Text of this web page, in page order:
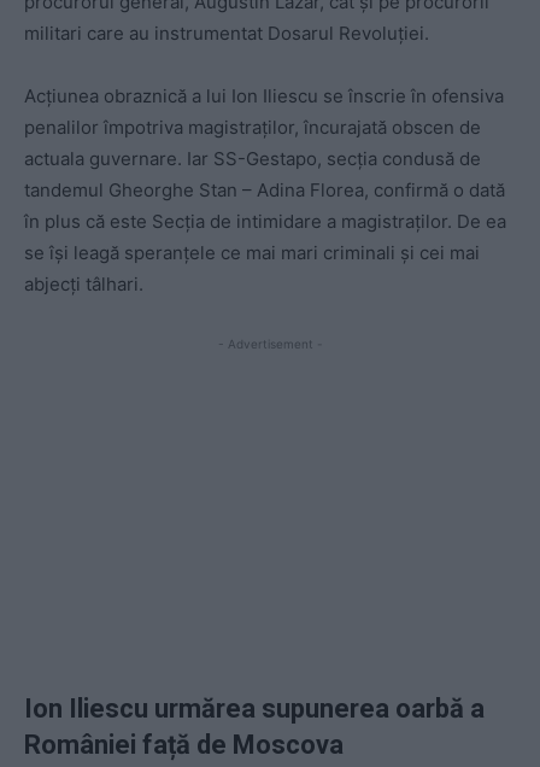
militari care au instrumentat Dosarul Revoluției.
Acțiunea obraznică a lui Ion Iliescu se înscrie în ofensiva
penalilor împotriva magistraților, încurajată obscen de
actuala guvernare. Iar SS-Gestapo, secția condusă de
tandemul Gheorghe Stan – Adina Florea, confirmă o dată
în plus că este Secția de intimidare a magistraților. De ea
se își leagă speranțele ce mai mari criminali și cei mai
abjecți tâlhari.
- Advertisement -
Ion Iliescu urmărea supunerea oarbă a
României față de Moscova